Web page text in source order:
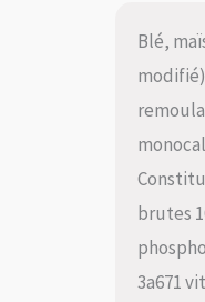
Blé,
brutes
3a671